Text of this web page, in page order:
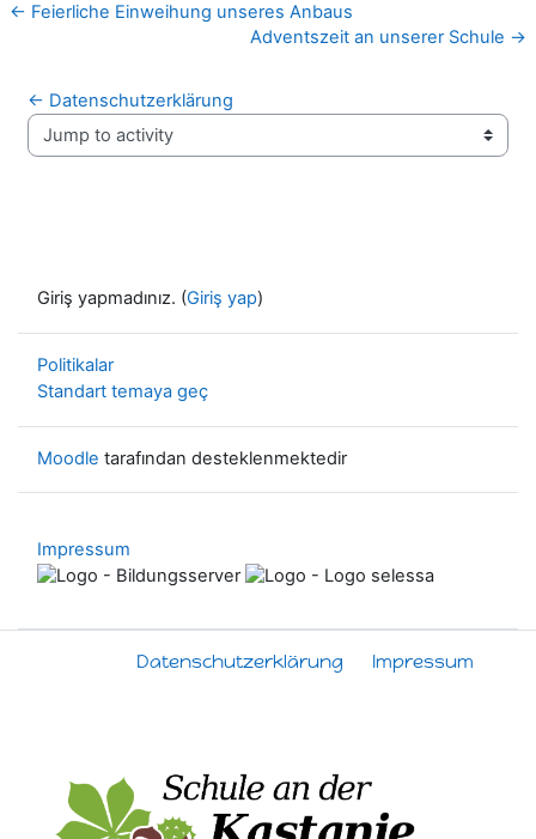
← Feierliche Einweihung unseres Anbaus
Adventszeit an unserer Schule →
← Datenschutzerklärung
Jump to activity
Giriş yapmadınız. (Giriş yap)
Politikalar
Standart temaya geç
Moodle tarafından desteklenmektedir
Impressum
Datenschutzerklärung Impressum